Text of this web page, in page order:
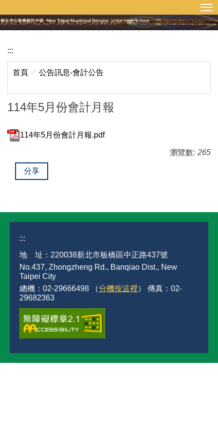
到
主
內
網站導覽
:::
首頁 公告訊息-會計公告
114年5月份會計月報
114年5月份會計月報.pdf
瀏覽數: 265
分享
:::
地 址：220038新北市板橋區中正路437號
No.437, Zhongzheng Rd., Banqiao Dist., New
Taipei City
總機：02-29666498 （分機按這裡） 傳真：02-
29682363